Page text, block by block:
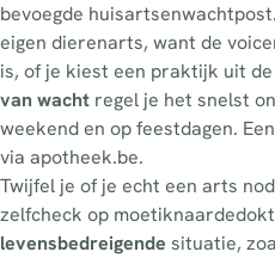
bevoegde
eigen dierenarts, want de
is, of je kiest een praktijk uit
van wacht regel je het snelst
weekend en op feestdagen. Een
via apotheek.be.
Twijfel je of je echt een arts
zelfcheck op
levensbedreigende situatie,